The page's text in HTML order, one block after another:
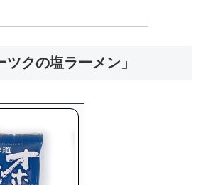
クの塩ラーメン」